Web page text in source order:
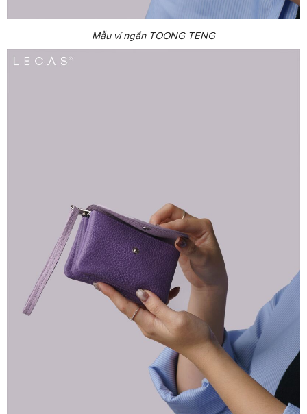
Mẫu ví ngắn TOONG TENG